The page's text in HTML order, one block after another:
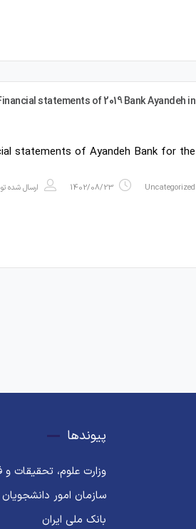
statements of 2019 Bank Ayandeh in…
statements of Ayandeh Bank for the…
Uncategorized
1402/08/23 ارسال شده
پیوندها
وزارت علوم، تحقیقات و
سازمان امور دانشجویان
بانک ملی ایران